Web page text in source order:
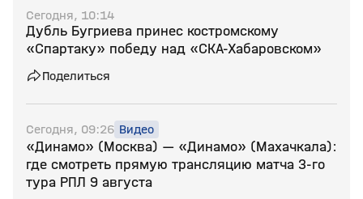
Сегодня, 10:14
Дубль Бугриева принес костромскому
«Спартаку» победу над «СКА‑Хабаровском»
Поделиться
Сегодня, 09:26 Видео
«Динамо» (Москва) — «Динамо» (Махачкала):
где смотреть прямую трансляцию матча 3‑го
тура РПЛ 9 августа